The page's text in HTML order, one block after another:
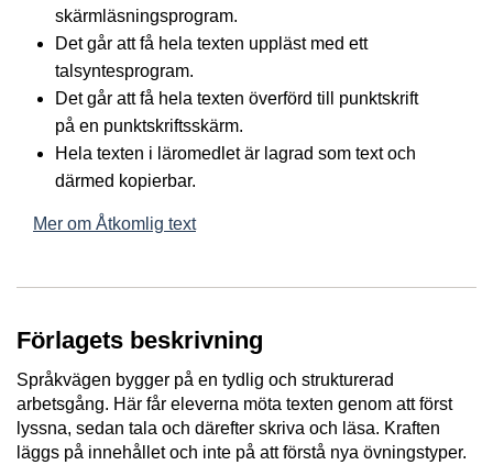
skärmläsningsprogram.
Det går att få hela texten uppläst med ett
talsyntesprogram.
Det går att få hela texten överförd till punktskrift
på en punktskriftsskärm.
Hela texten i läromedlet är lagrad som text och
därmed kopierbar.
Mer om Åtkomlig text
Förlagets beskrivning
Språkvägen bygger på en tydlig och strukturerad
arbetsgång. Här får eleverna möta texten genom att först
lyssna, sedan tala och därefter skriva och läsa. Kraften
läggs på innehållet och inte på att förstå nya övningstyper.